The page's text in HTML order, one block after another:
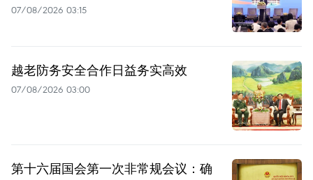
07/08/2026 03:15
越老防务安全合作日益务实高效
07/08/2026 03:00
第十六届国会第一次非常规会议：确